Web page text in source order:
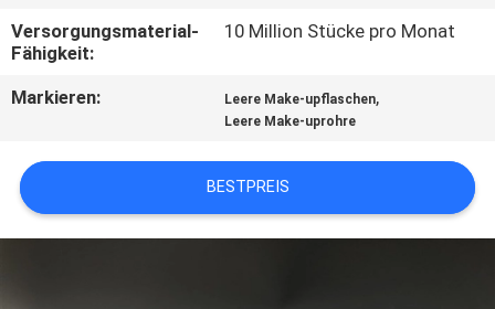
IN
VERBINDUNG
SIE
EIN
Versorgungsmaterial-
Fähigkeit:
10 Million Stücke pro Monat
Markieren: Leere Make-upflaschen,
Leere Make-uprohre
BESTPREIS